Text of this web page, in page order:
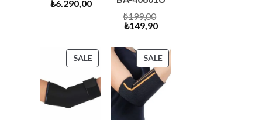
price
₺6.600,00.
₺6.290,00Current
₺6.290,00.
₺199,00
₺149,90Current
₺149,90.
SALEPRODUCT
ON
SALE
SALEPRODUCT
ON
SALE